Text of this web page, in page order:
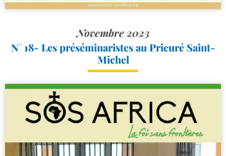
Novembre 2023
N° 18- Les préséminaristes au Prieuré Saint-
Michel